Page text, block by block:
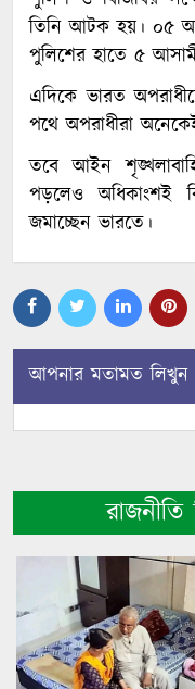
তিনি আটক হয়। ০৫
পুলিশের হাতে ৫
এদিকে ভারত
পথে অপরাধীরা
তবে আইন
পড়লেও অধিকাংশই
জমাচ্ছেন ভারতে।
আপনার মতামত লিখুন